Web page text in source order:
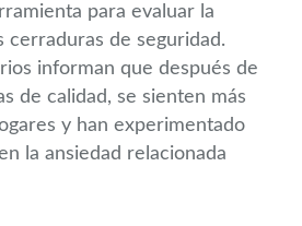
para evaluar la
cerraduras de seguridad.
informan que después de
de calidad, se sienten más
y han experimentado
la ansiedad relacionada